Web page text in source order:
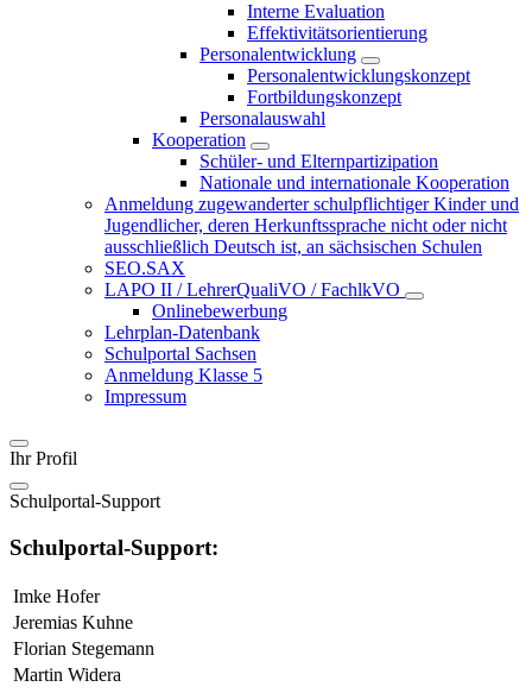
Interne Evaluation
Effektivitätsorientierung
Personalentwicklung
Personalentwicklungskonzept
Fortbildungskonzept
Personalauswahl
Kooperation
Schüler- und Elternpartizipation
Nationale und internationale Kooperation
Anmeldung zugewanderter schulpflichtiger Kinder und
Jugendlicher, deren Herkunftssprache nicht oder nicht
ausschließlich Deutsch ist, an sächsischen Schulen
SEO.SAX
LAPO II / LehrerQualiVO / FachlkVO
Onlinebewerbung
Lehrplan-Datenbank
Schulportal Sachsen
Anmeldung Klasse 5
Impressum
Ihr Profil
Schulportal-Support
Schulportal-Support:
Imke Hofer
Jeremias Kuhne
Florian Stegemann
Martin Widera